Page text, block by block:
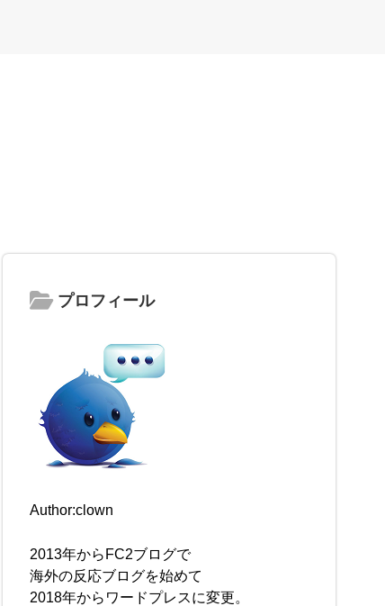
プロフィール
Author:clown
2013年からFC2ブログで
海外の反応ブログを始めて
2018年からワードプレスに変更。